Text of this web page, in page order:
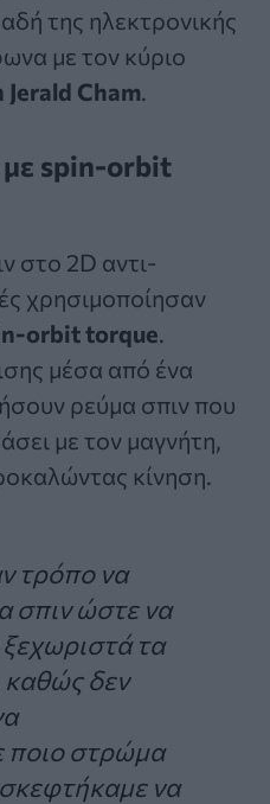
της ηλεκτρονικής
με τον κύριο
Cham.
με spin-orbit
στο 2D αντι-
χρησιμοποίησαν
orbit torque.
μέσα από ένα
ρεύμα σπιν που
με τον μαγνήτη,
κίνηση.
τρόπο να
σπιν ώστε να
τα
δεν
ποιο στρώμα
σκεφτήκαμε να